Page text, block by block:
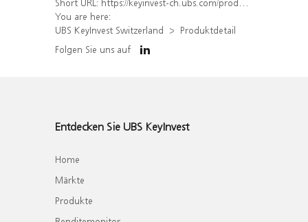
You are here:
UBS KeyInvest Switzerland
Produktdetail
Folgen Sie uns auf
Entdecken Sie UBS KeyInvest
Home
Märkte
Produkte